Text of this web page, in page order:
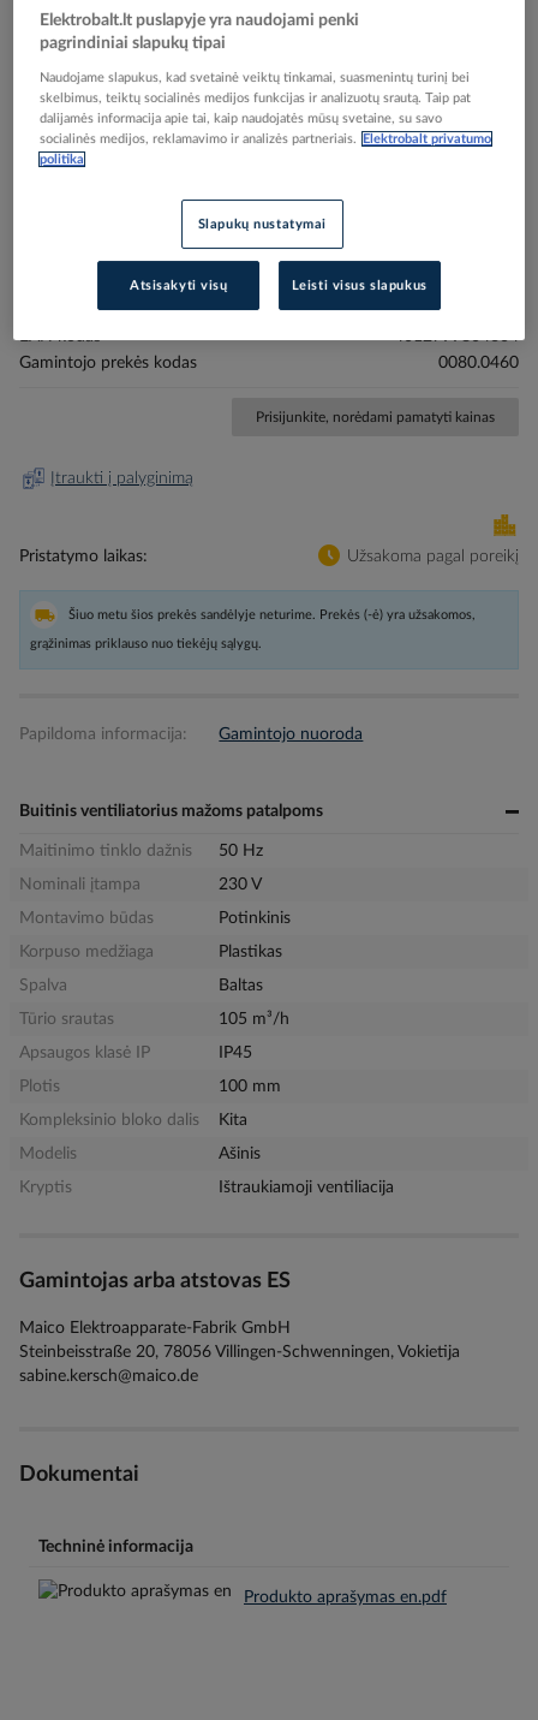
Skip
Reali prekė gali skirtis nuo pavaizduotos nuotraukoje
Ventiliatorius kanalinis 100mm 105m3/val. 37dB(A)
13W 230V IP45 ECA 11 E - MAICO
Elektrobalt prekės kodas
EAN kodas
4012799804604
Gamintojo prekės kodas
0080.0460
Prisijunkite, norėdami pamatyti kainas
Įtraukti į palyginimą
Pristatymo laikas Užsakoma pagal poreikį
Šiuo metu šios prekės sandėlyje neturime. Prekės (-ė) yra užsakomos,
grąžinimas priklauso nuo tiekėjų sąlygų.
Papildoma informacija: Gamintojo nuoroda
Buitinis ventiliatorius mažoms patalpoms
Maitinimo tinklo dažnis
50 Hz
Nominali įtampa
230 V
Montavimo būdas
Potinkinis
Korpuso medžiaga
Plastikas
Spalva
Baltas
Tūrio srautas
105 m³/h
Apsaugos klasė IP
IP45
Plotis
100 mm
Kompleksinio bloko dalis
Kita
Modelis
Ašinis
Kryptis
Ištraukiamoji ventiliacija
Gamintojas arba atstovas ES
Maico Elektroapparate-Fabrik GmbH
Steinbeisstraße 20, 78056 Villingen-Schwenningen, Vokietija
sabine.kersch@maico.de
Dokumentai
Techninė informacija
Produkto aprašymas en.pdf
Elektrobalt.lt puslapyje yra naudojami penki
pagrindiniai slapukų tipai
Naudojame slapukus, kad svetainė veiktų tinkamai, suasmenintų turinį bei
skelbimus, teiktų socialinės medijos funkcijas ir analizuotų srautą. Taip pat
dalijamės informacija apie tai, kaip naudojatės mūsų svetaine, su savo
socialinės medijos, reklamavimo ir analizės partneriais.
Elektrobalt privatumo
politika
Slapukų nustatymai
Atsisakyti visų Leisti visus slapukus